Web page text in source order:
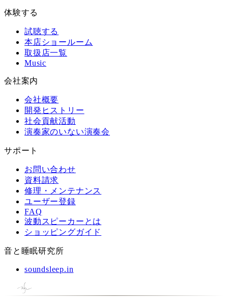
体験する
試聴する
本店ショールーム
取扱店一覧
Music
会社案内
会社概要
開発ヒストリー
社会貢献活動
演奏家のいない演奏会
サポート
お問い合わせ
資料請求
修理・メンテナンス
ユーザー登録
FAQ
波動スピーカーとは
ショッピングガイド
音と睡眠研究所
soundsleep.in